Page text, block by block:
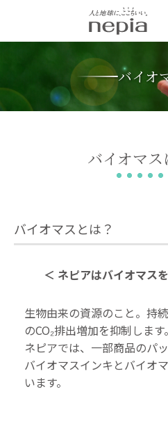
バイオ
バイオマ
バイオマスとは？
＜ ネピアはバイオマス
生物由来の資源のこと。持
のCO₂排出増加を抑制します。
ネピアでは、一部商品のパ
バイオマスインキとバイオ
います。